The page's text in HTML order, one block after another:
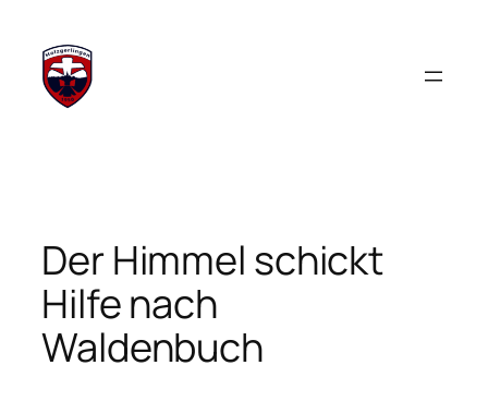
Inhalt
springen
Der Himmel schickt
Hilfe nach
Waldenbuch